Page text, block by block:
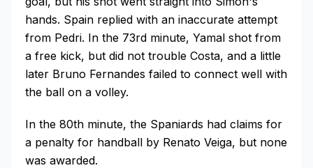
hands. Spain replied with an inaccurate attempt
from Pedri. In the 73rd minute, Yamal shot from
a free kick, but did not trouble Costa, and a little
later Bruno Fernandes failed to connect well with
the ball on a volley.
In the 80th minute, the Spaniards had claims for
a penalty for handball by Renato Veiga, but none
was awarded.